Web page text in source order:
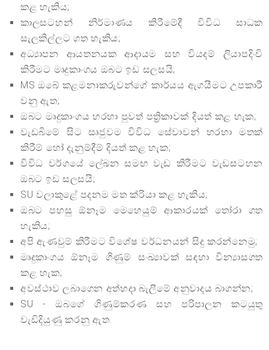
කළ හැකිය;
කාලසටහන් නිර්මාණය කිරීමේදී විවිධ සාධක
සැලකිල්ලට ගත හැකිය;
අධ්‍යාපන ආයතනයක ආදායම සහ වියදම් ලියාපදිංචි
කිරීමට මෘදුකාංගය ඔබට ඉඩ සලසයි;
MS ඔබේ කළමනාකරුවන්ගේ කාර්යය ඇගයීමට උපකාරී
වනු ඇත;
ඔබට මෘදුකාංගය හරහා පුවත් පත්‍රිකාවක් දියත් කළ හැක;
වැඩබිමේ සිට සෘජුවම විවිධ සේවාවන් හරහා මතක්
කිරීම් හෝ දැනුම්දීම් දියත් කළ හැක;
විවිධ වර්ගයේ ලේඛන සමඟ වැඩ කිරීමට වැඩසටහන
ඔබට ඉඩ සලසයි;
SU වලාකුළේ පදනම මත ක්රියා කළ හැකිය;
ඔබට පහසු ඕනෑම මෙහෙයුම් ආකාරයක් තෝරා ගත
හැකිය;
අපි ඇණවුම් කිරීමට විශේෂ වර්ධනයන් සිදු කරන්නෙමු;
මෘදුකාංගය ඕනෑම ගිණුම් සංඛ්‍යාවක් සඳහා වින්‍යාසගත
කළ හැක;
අවස්ථාව ලබාගෙන අත්හදා බැලීමේ අනුවාදය බාගන්න;
SU - ඔබගේ ගිණුම්කරණ සහ පරිපාලන කටයුතු
වැඩිදියුණු කරනු ඇත.